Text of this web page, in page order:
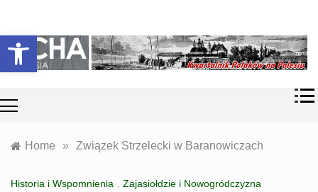
Otwórz pasek narzędzi
content
Echa
Polesia
współczesność
Polaków na
Polesiu.
Home » Związek Strzelecki w Baranowiczach
Historia i Wspomnienia , Zajasiołdzie i Nowogródczyzna